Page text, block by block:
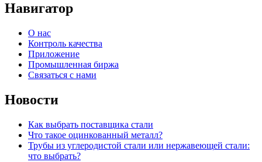
Навигатор
О нас
Контроль качества
Приложение
Промышленная биржа
Связаться с нами
Новости
Как выбрать поставщика стали
Что такое оцинкованный металл?
Трубы из углеродистой стали или нержавеющей стали:
что выбрать?